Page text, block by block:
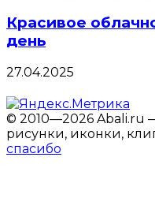
Красивое
день
27.04.2025
© 2010—2026 Abali.ru
рисунки, иконки,
спасибо